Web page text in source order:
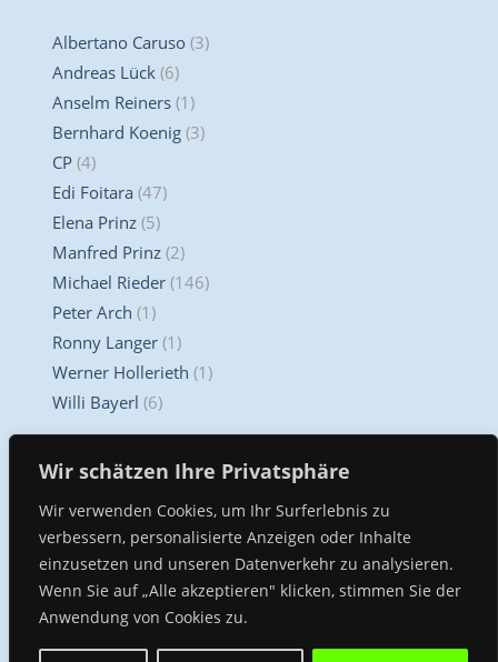
Wir schätzen Ihre Privatsphäre
Wir verwenden Cookies, um Ihr Surferlebnis zu
verbessern, personalisierte Anzeigen oder Inhalte
einzusetzen und unseren Datenverkehr zu analysieren.
Wenn Sie auf „Alle akzeptieren" klicken, stimmen Sie der
Anwendung von Cookies zu.
Albertano Caruso (3)
Andreas Lück (6)
Anselm Reiners (1)
Bernhard Koenig (3)
CP (4)
Edi Foitara (47)
Elena Prinz (5)
Manfred Prinz (2)
Michael Rieder (146)
Peter Arch (1)
Ronny Langer (1)
Werner Hollerieth (1)
Willi Bayerl (6)
Unser Kompetenz Center